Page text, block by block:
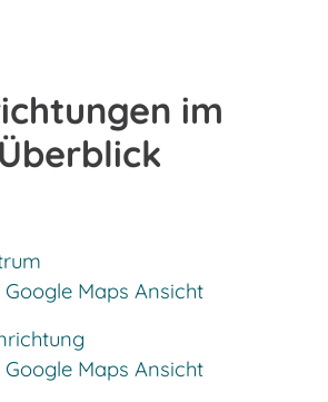
im
Überblick
Google Maps Ansicht
Google Maps Ansicht